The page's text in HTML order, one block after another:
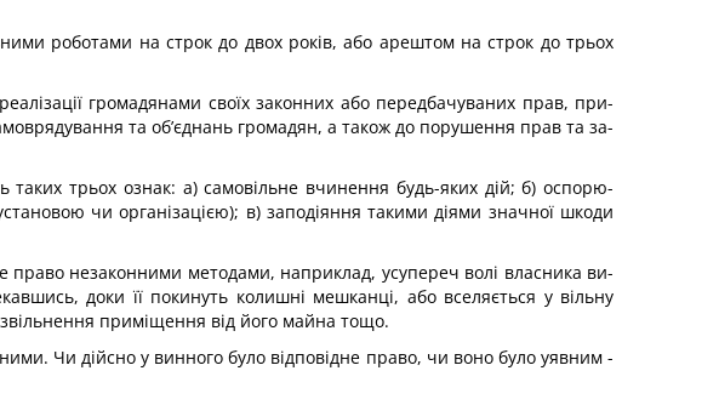
роботами на строк до двох років, або арештом на строк до трьох
громадянами своїх законних або передбачуваних прав, при­
та об’єднань громадян, а також до порушення прав та за­
таких трьох ознак: а) самовільне вчинення будь-яких дій; б) оспорю­
чи організацією); в) заподіяння такими діями значної шкоди
право незаконними методами, наприклад, усупереч волі власника ви­
доки її покинуть колишні мешканці, або вселяється у вільну
приміщення від його майна тощо.
Чи дійсно у винного було відповідне право, чи воно було уявним -